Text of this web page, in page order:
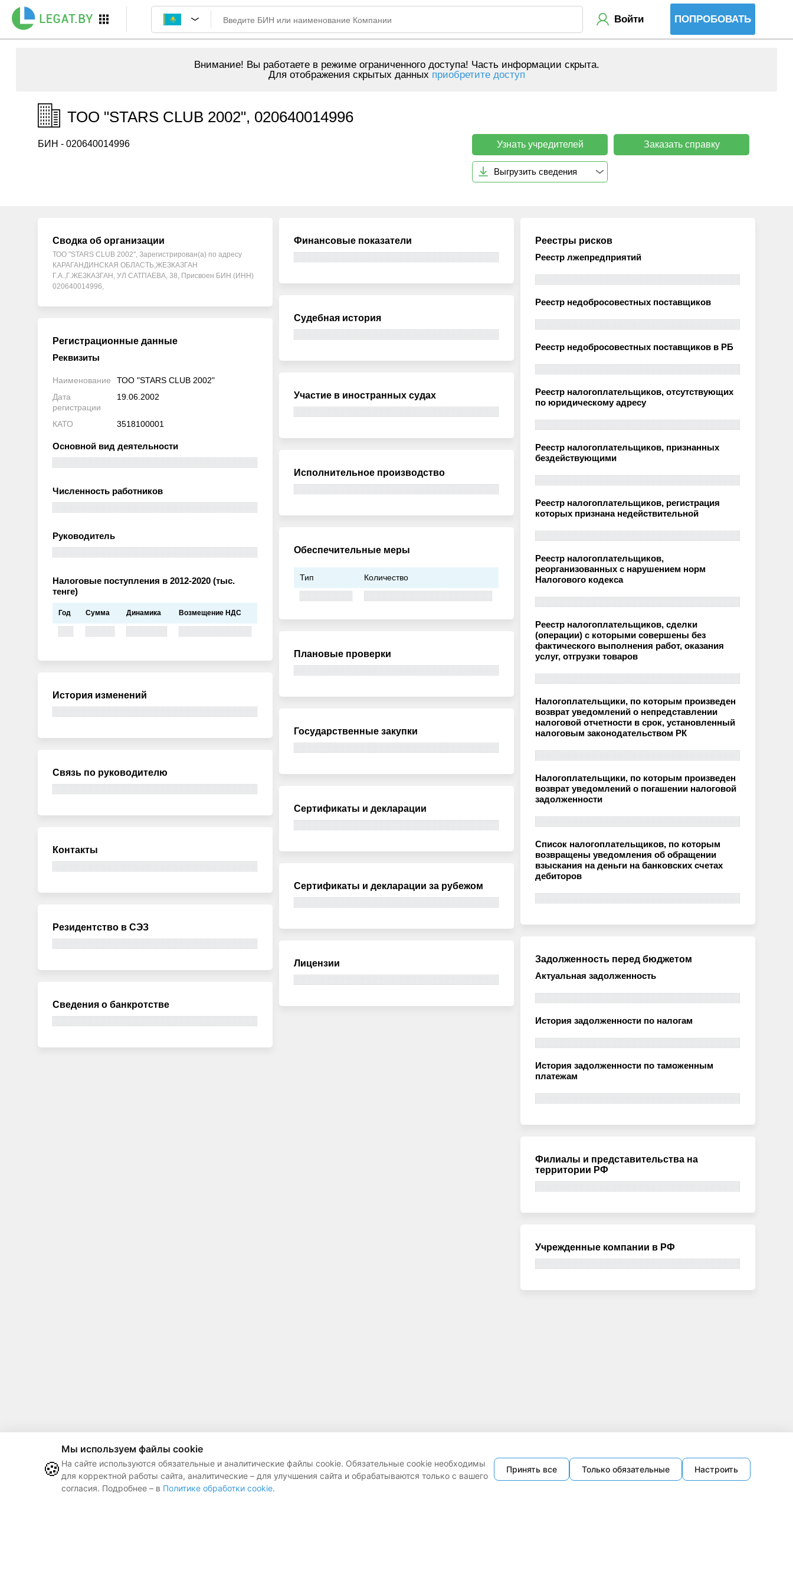
Войти ПОПРОБОВАТЬ
Внимание! Вы работаете в режиме ограниченного доступа! Часть информации скрыта.
Для отображения скрытых данных приобретите доступ
ТОО "STARS CLUB 2002", 020640014996
БИН - 020640014996 Узнать учредителей Заказать справку
Выгрузить сведения
Сводка об организации
ТОО "STARS CLUB 2002", Зарегистрирован(а) по адресу
КАРАГАНДИНСКАЯ ОБЛАСТЬ,ЖЕЗКАЗГАН
Г.А.,Г.ЖЕЗКАЗГАН, УЛ САТПАЕВА, 38, Присвоен БИН (ИНН)
020640014996,
Регистрационные данные
Реквизиты
Наименование
ТОО "STARS CLUB 2002"
Дата
регистрации
19.06.2002
КАТО 3518100001
Основной вид деятельности
Численность работников
Руководитель
Налоговые поступления в 2012-2020 (тыс.
тенге)
Год Сумма Динамика Возмещение НДС
История изменений
Связь по руководителю
Контакты
Резидентство в СЭЗ
Сведения о банкротстве
Финансовые показатели
Судебная история
Участие в иностранных судах
Исполнительное производство
Обеспечительные меры
Тип Количество
Плановые проверки
Государственные закупки
Сертификаты и декларации
Сертификаты и декларации за рубежом
Лицензии
Реестры рисков
Реестр лжепредприятий
Реестр недобросовестных поставщиков
Реестр недобросовестных поставщиков в РБ
Реестр налогоплательщиков, отсутствующих
по юридическому адресу
Реестр налогоплательщиков, признанных
бездействующими
Реестр налогоплательщиков, регистрация
которых признана недействительной
Реестр налогоплательщиков,
реорганизованных с нарушением норм
Налогового кодекса
Реестр налогоплательщиков, сделки
(операции) с которыми совершены без
фактического выполнения работ, оказания
услуг, отгрузки товаров
Налогоплательщики, по которым произведен
возврат уведомлений о непредставлении
налоговой отчетности в срок, установленный
налоговым законодательством РК
Налогоплательщики, по которым произведен
возврат уведомлений о погашении налоговой
задолженности
Список налогоплательщиков, по которым
возвращены уведомления об обращении
взыскания на деньги на банковских счетах
дебиторов
Задолженность перед бюджетом
Актуальная задолженность
История задолженности по налогам
История задолженности по таможенным
платежам
Филиалы и представительства на
территории РФ
Учрежденные компании в РФ
🍪
Мы используем файлы cookie
На сайте используются обязательные и аналитические файлы cookie. Обязательные cookie необходимы
для корректной работы сайта, аналитические – для улучшения сайта и обрабатываются только с вашего
согласия. Подробнее – в Политике обработки cookie.
Принять все Только обязательные Настроить